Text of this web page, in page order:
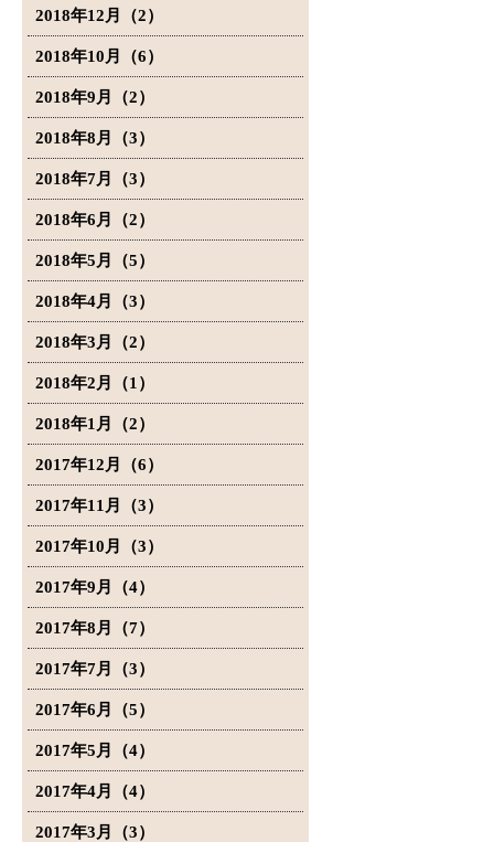
2018年12月（2）
2018年10月（6）
2018年9月（2）
2018年8月（3）
2018年7月（3）
2018年6月（2）
2018年5月（5）
2018年4月（3）
2018年3月（2）
2018年2月（1）
2018年1月（2）
2017年12月（6）
2017年11月（3）
2017年10月（3）
2017年9月（4）
2017年8月（7）
2017年7月（3）
2017年6月（5）
2017年5月（4）
2017年4月（4）
2017年3月（3）